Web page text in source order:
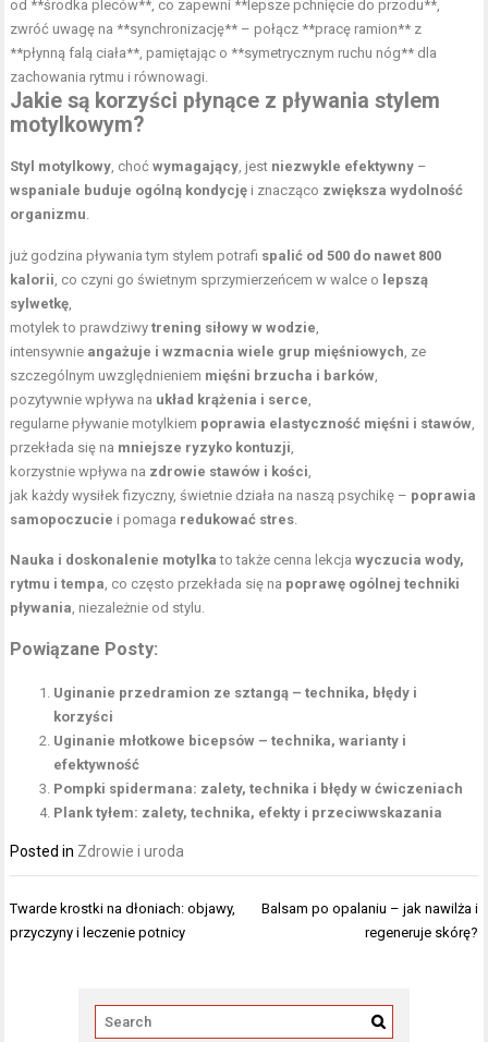
od **środka pleców**, co zapewni **lepsze pchnięcie do przodu**,
zwróć uwagę na **synchronizację** – połącz **pracę ramion** z
**płynną falą ciała**, pamiętając o **symetrycznym ruchu nóg** dla
zachowania rytmu i równowagi.
Jakie są korzyści płynące z pływania stylem
motylkowym?
Styl motylkowy , choćwymagający , jest niezwykle efektywny –
wspaniale buduje ogólną kondycję i znacząco zwiększa wydolność
organizmu
już godzina pływania tym stylem potrafi spalić od 500 do nawet 800
kalorii , co czyni go świetnym sprzymierzeńcem w walce o lepszą
sylwetkę
motylek to prawdziwytrening siłowy w wodzie
intensywnie angażuje i wzmacnia wiele grup mięśniowych , ze
szczególnym uwzględnieniem mięśni brzucha i barków
pozytywnie wpływa na układ krążenia i serce
regularne pływanie motylkiem poprawia elastyczność mięśni i stawów
przekłada się na mniejsze ryzyko kontuzji
korzystnie wpływa na zdrowie stawów i kości
jak każdy wysiłek fizyczny, świetnie działa na naszą psychikę – poprawia
samopoczucie i pomaga redukować stres
Nauka i doskonalenie motylka to także cenna lekcjawyczucia wody,
rytmu i tempa , co często przekłada się na poprawę ogólnej techniki
pływania , niezależnie od stylu.
Powiązane Posty:
Uginanie przedramion ze sztangą – technika, błędy i
korzyści
Uginanie młotkowe bicepsów – technika, warianty i
efektywność
Pompki spidermana: zalety, technika i błędy w ćwiczeniach
Plank tyłem: zalety, technika, efekty i przeciwwskazania
Posted in Zdrowie i uroda
Nawigacja
wpisu
Twarde krostki na dłoniach: objawy,
przyczyny i leczenie potnicy
Balsam po opalaniu – jak nawilża i
regeneruje skórę?